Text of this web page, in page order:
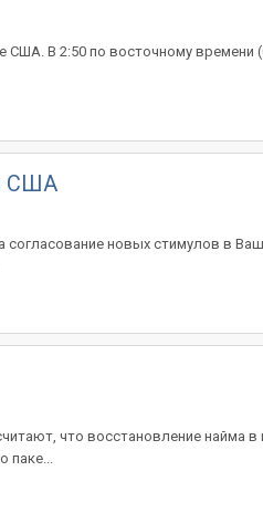
США. В 2:50 по восточному времени
США
новых стимулов в
что восстановление найма
паке...